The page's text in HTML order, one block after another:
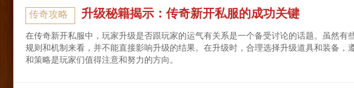
传奇攻略 升级秘籍揭示：传奇新开私服的成功关键
在传奇新开私服中，玩家升级是否跟玩家的运气有关系是一个备受讨论的话题。虽然
规则和机制来看，并不能直接影响升级的结果。在升级时，合理选择升级道具和装备，
和策略是玩家们值得注意和努力的方向。